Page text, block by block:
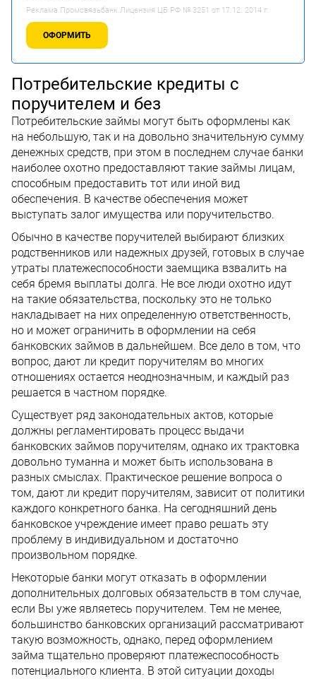
Реклама Промсвязьбанк.Лицензия ЦБ РФ № 3251 от 17.12. 2014 г.
ОФОРМИТЬ
Потребительские кредиты с
поручителем и без
Потребительские займы могут быть оформлены как
на небольшую, так и на довольно значительную сумму
денежных средств, при этом в последнем случае банки
наиболее охотно предоставляют такие займы лицам,
способным предоставить тот или иной вид
обеспечения. В качестве обеспечения может
выступать залог имущества или поручительство.
Обычно в качестве поручителей выбирают близких
родственников или надежных друзей, готовых в случае
утраты платежеспособности заемщика взвалить на
себя бремя выплаты долга. Не все люди охотно идут
на такие обязательства, поскольку это не только
накладывает на них определенную ответственность,
но и может ограничить в оформлении на себя
банковских займов в дальнейшем. Все дело в том, что
вопрос, дают ли кредит поручителям во многих
отношениях остается неоднозначным, и каждый раз
решается в частном порядке.
Существует ряд законодательных актов, которые
должны регламентировать процесс выдачи
банковских займов поручителям, однако их трактовка
довольно туманна и может быть использована в
разных смыслах. Практическое решение вопроса о
том, дают ли кредит поручителям, зависит от политики
каждого конкретного банка. На сегодняшний день
банковское учреждение имеет право решать эту
проблему в индивидуальном и достаточно
произвольном порядке.
Некоторые банки могут отказать в оформлении
дополнительных долговых обязательств в том случае,
если Вы уже являетесь поручителем. Тем не менее,
большинство банковских организаций рассматривают
такую возможность, однако, перед оформлением
займа тщательно проверяют платежеспособность
потенциального клиента. В этой ситуации доходы